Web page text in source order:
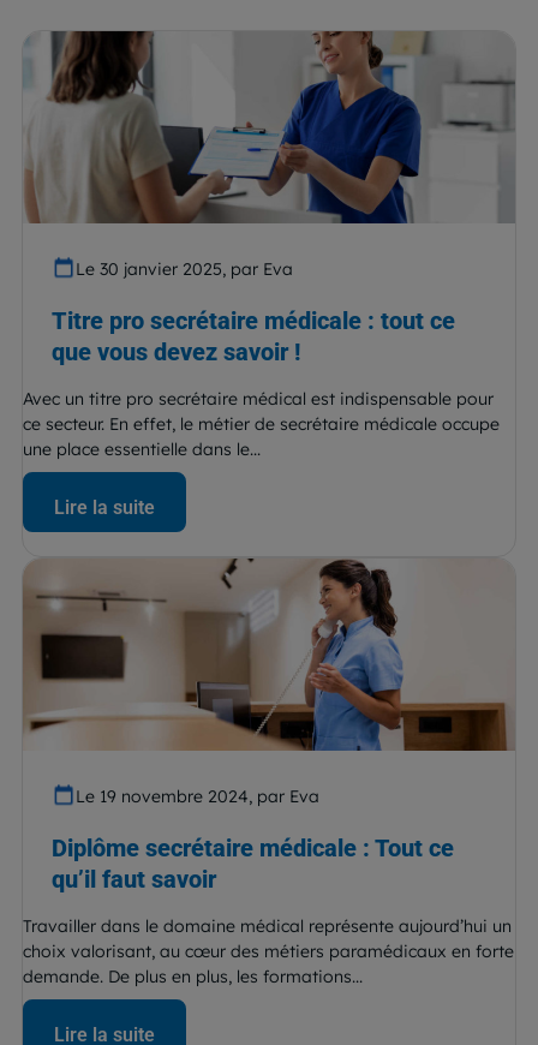
Le 30 janvier 2025, par Eva
Titre pro secrétaire médicale : tout ce
que vous devez savoir !
Avec un titre pro secrétaire médical est indispensable pour
ce secteur. En effet, le métier de secrétaire médicale occupe
une place essentielle dans le...
Lire la suite
Le 19 novembre 2024, par Eva
Diplôme secrétaire médicale : Tout ce
qu’il faut savoir
Travailler dans le domaine médical représente aujourd’hui un
choix valorisant, au cœur des métiers paramédicaux en forte
demande. De plus en plus, les formations...
Lire la suite